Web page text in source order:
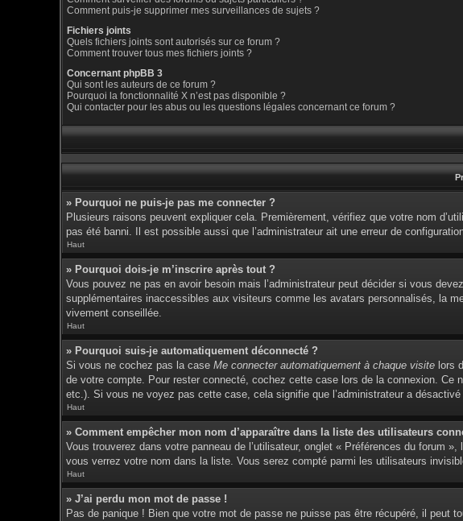
Comment puis-je supprimer mes surveillances de sujets ?
Fichiers joints
Quels fichiers joints sont autorisés sur ce forum ?
Comment trouver tous mes fichiers joints ?
Concernant phpBB 3
Qui sont les auteurs de ce forum ?
Pourquoi la fonctionnalité X n’est pas disponible ?
Qui contacter pour les abus ou les questions légales concernant ce forum ?
» Pourquoi ne puis-je pas me connecter ?
Plusieurs raisons peuvent expliquer cela. Premièrement, vérifiez que votre nom
pas été banni. Il est possible aussi que l’administrateur ait une erreur de
Haut
» Pourquoi dois-je m’inscrire après tout ?
Vous pouvez ne pas en avoir besoin mais l’administrateur peut décider si vous
supplémentaires inaccessibles aux visiteurs comme les avatars personnalisés, la
vivement conseillée.
Haut
» Pourquoi suis-je automatiquement déconnecté ?
Si vous ne cochez pas la case Me connecter automatiquement à chaque visite lors
de votre compte. Pour rester connecté, cochez cette case lors de la connexion. Ce
etc.). Si vous ne voyez pas cette case, cela signifie que l’administrateur a
Haut
» Comment empêcher mon nom d’apparaître dans la liste des utilisateurs
Vous trouverez dans votre panneau de l’utilisateur, onglet « Préférences du forum »,
vous verrez votre nom dans la liste. Vous serez compté parmi les utilisateurs
Haut
» J’ai perdu mon mot de passe !
Pas de panique ! Bien que votre mot de passe ne puisse pas être récupéré, il peut